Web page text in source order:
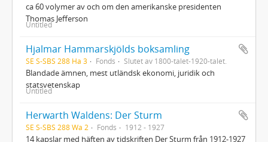
ca 60 volymer av och om den amerikanske presidenten
Thomas Jefferson
Untitled
Hjalmar Hammarskjölds boksamling
SE S-SBS 288 Ha 3 Fonds Slutet av 1800-talet-1920-talet.
Blandade ämnen, mest utländsk ekonomi, juridik och
statsvetenskap
Untitled
Herwarth Waldens: Der Sturm
SE S-SBS 288 Wa 2 Fonds 1912 - 1927
14 kapslar med häften av tidskriften Der Sturm från 1912-1927